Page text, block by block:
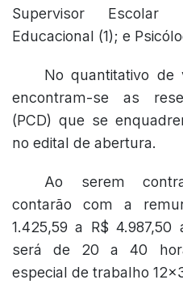
Supervisor
Educacional (1); e
No quantitativo de
encontram-se as
(PCD) que se
no edital de abertura.
Ao serem
contarão com a
1.425,59 a R$
será de 20 a 40
especial de trabalho